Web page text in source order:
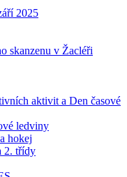
2025
skanzenu v Žacléři
aktivit a Den časové
ledviny
hokej
2. třídy